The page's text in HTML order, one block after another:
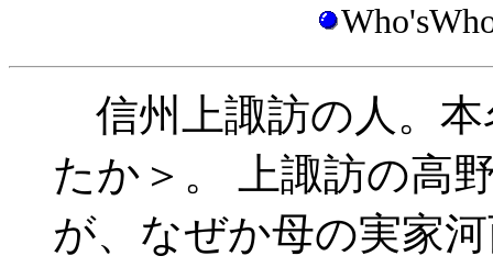
信州上諏訪の人。本
たか＞。 上諏訪の高
が、なぜか母の実家